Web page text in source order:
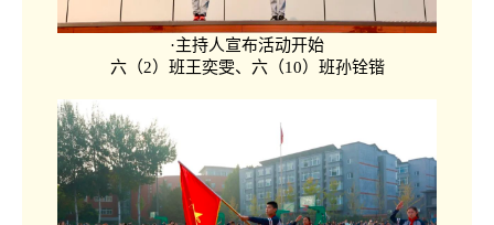
·主持人宣布活动开始
六（2）班王奕雯、六（10）班孙铨锴